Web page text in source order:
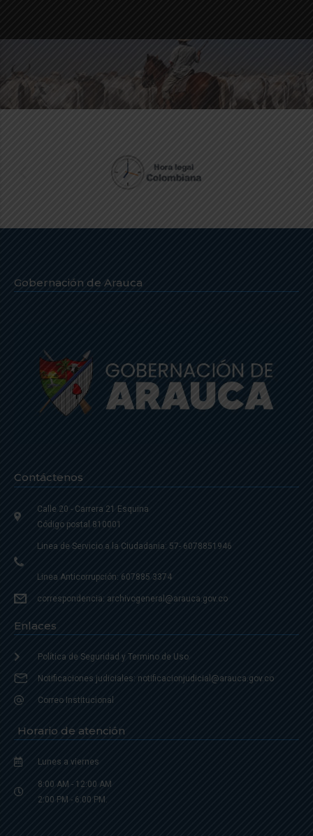
Gobernación de Arauca
Contáctenos
Calle 20 - Carrera 21 Esquina
Código postal 810001
Linea de Servicio a la Ciudadania: 57- 6078851946
Linea Anticorrupción: 607885 3374
correspondencia: archivogeneral@arauca.gov.co
Enlaces
Política de Seguridad y Termino de Uso
Notificaciones judiciales: notificacionjudicial@arauca.gov.co
Correo Institucional
Horario de atención
Lunes a viernes
8:00 AM - 12:00 AM
2:00 PM - 6:00 PM.